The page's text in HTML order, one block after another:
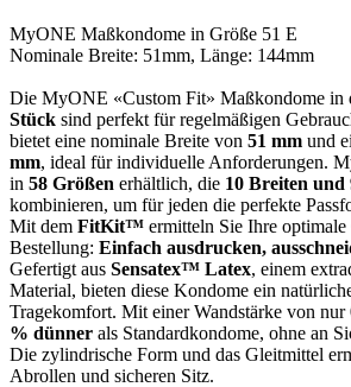
MyONE Maßkondome in Größe 51 E
Nominale Breite: 51mm, Länge: 144mm
Die MyONE «Custom Fit» Maßkondome in
Stück sind perfekt für regelmäßigen
bietet eine nominale Breite von 51 mm und
mm, ideal für individuelle Anforderungen.
in 58 Größen erhältlich, die 10 Breiten und
kombinieren, um für jeden die perfekte
Mit dem FitKit™ ermitteln Sie Ihre
Bestellung: Einfach ausdrucken,
Gefertigt aus Sensatex™ Latex, einem
Material, bieten diese Kondome ein
Tragekomfort. Mit einer Wandstärke von nur
% dünner als Standardkondome, ohne an
Die zylindrische Form und das Gleitmittel
Abrollen und sicheren Sitz.